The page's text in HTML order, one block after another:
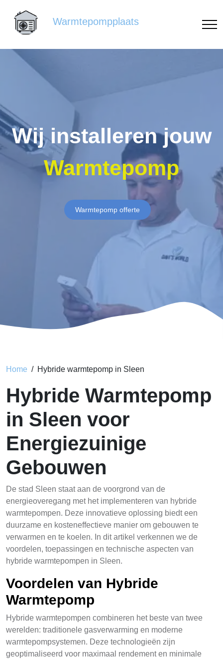
Warmtepompplaats
Wij installeren jouw
Warmtepomp
Warmtepomp offerte
Home Hybride warmtepomp in Sleen
Hybride Warmtepomp
in Sleen voor
Energiezuinige
Gebouwen
De stad Sleen staat aan de voorgrond van de
energieoveregang met het implementeren van hybride
warmtepompen. Deze innovatieve oplossing biedt een
duurzame en kosteneffectieve manier om gebouwen te
verwarmen en te koelen. In dit artikel verkennen we de
voordelen, toepassingen en technische aspecten van
hybride warmtepompen in Sleen.
Voordelen van Hybride
Warmtepomp
Hybride warmtepompen combineren het beste van twee
werelden: traditionele gasverwarming en moderne
warmtepompsystemen. Deze technologieën zijn
geoptimaliseerd voor maximaal rendement en minimale